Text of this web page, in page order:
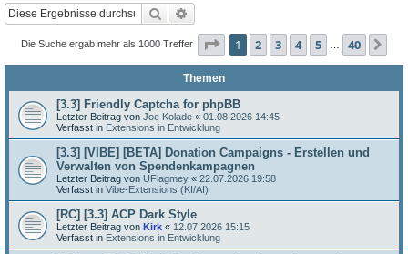
Suche
Die Suche ergab mehr als 1000 Treffer Seite 1von 40
1 2 3 4 5 40
Themen
[3.3] Friendly Captcha for phpBB
Letzter Beitrag von Joe Kolade « 01.08.2026 14:45
Verfasst in Extensions in Entwicklung
[3.3] [VIBE] [BETA] Donation Campaigns - Erstellen und
Verwalten von Spendenkampagnen
Letzter Beitrag von UFlagmey « 22.07.2026 19:58
Verfasst in Vibe-Extensions (KI/AI)
[RC] [3.3] ACP Dark Style
Letzter Beitrag von Kirk « 12.07.2026 15:15
Verfasst in Extensions in Entwicklung